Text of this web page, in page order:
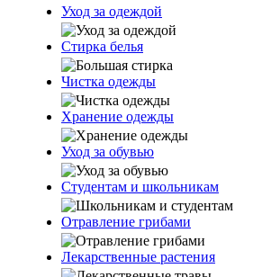
Уход за одеждой
Стирка белья
Чистка одежды
Хранение одежды
Уход за обувью
Студентам и школьникам
Отравление грибами
Лекарственные растения